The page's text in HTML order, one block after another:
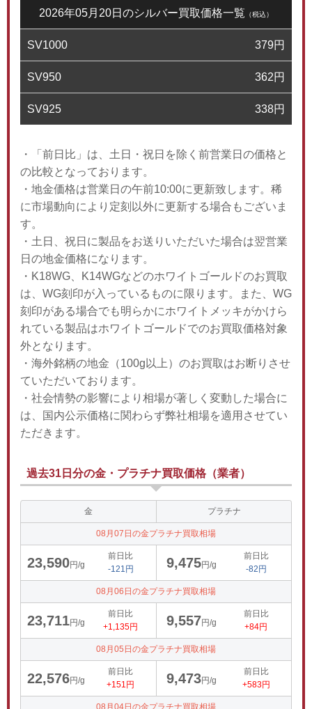
2026年05月20日のシルバー買取価格一覧 （税込）
SV1000 379円
SV950 362円
SV925 338円
・「前日比」は、土日・祝日を除く前営業日の価格と
の比較となっております。
・地金価格は営業日の午前10:00に更新致します。稀
に市場動向により定刻以外に更新する場合もございま
す。
・土日、祝日に製品をお送りいただいた場合は翌営業
日の地金価格になります。
・K18WG、K14WGなどのホワイトゴールドのお買取
は、WG刻印が入っているものに限ります。また、WG
刻印がある場合でも明らかにホワイトメッキがかけら
れている製品はホワイトゴールドでのお買取価格対象
外となります。
・海外銘柄の地金（100g以上）のお買取はお断りさせ
ていただいております。
・社会情勢の影響により相場が著しく変動した場合に
は、国内公示価格に関わらず弊社相場を適用させてい
ただきます。
過去31日分の金・プラチナ買取価格（業者）
金 プラチナ
08月07日の金プラチナ買取相場
23,590円/g
前日比
-121円
9,475円/g
前日比
-82円
08月06日の金プラチナ買取相場
23,711円/g
前日比
+1,135円
9,557円/g
前日比
+84円
08月05日の金プラチナ買取相場
22,576円/g
前日比
+151円
9,473円/g
前日比
+583円
08月04日の金プラチナ買取相場